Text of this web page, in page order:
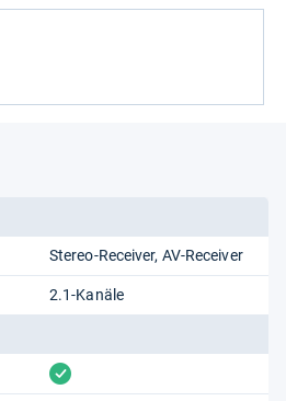
Stereo-Receiver AV-Receiver
2.1-Kanäle
vorhanden